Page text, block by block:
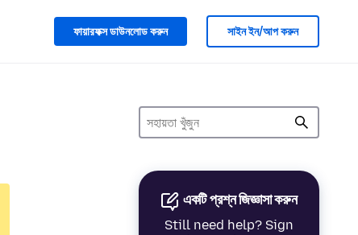
ফায়ারফক্স ডাউনলোড করুন সাইন ইন/আপ করুন
একটি প্রশ্ন জিজ্ঞাসা করুন
Still need help? Sign